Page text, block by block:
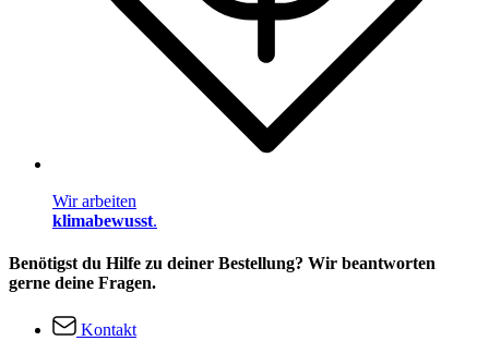
Wir arbeiten
klimabewusst.
Benötigst du Hilfe zu deiner Bestellung? Wir beantworten
gerne deine Fragen.
Kontakt